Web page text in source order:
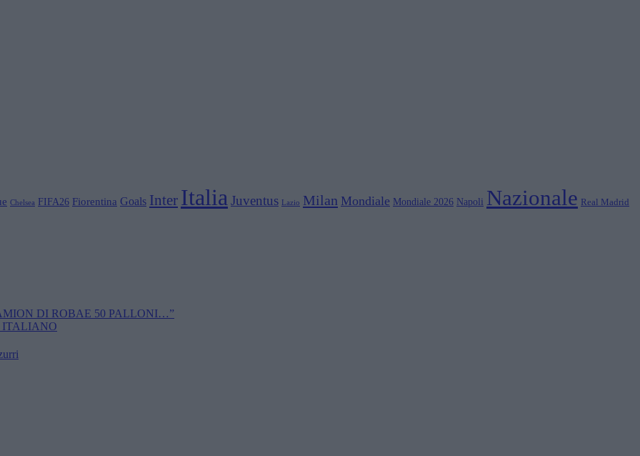
Chelsea FIFA26 Fiorentina Goals Inter Italia Juventus Lazio Milan Mondiale Mondiale 2026 Napoli Nazionale Real Madrid
DI ROBAE 50 PALLONI…”
ITALIANO